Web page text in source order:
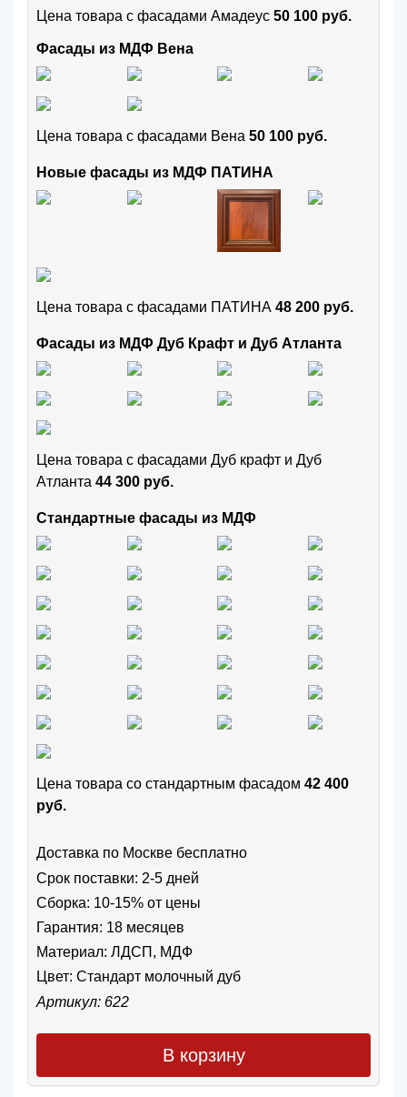
Цена товара с фасадами Амадеус 50 100 руб.
Фасады из МДФ Вена
Цена товара с фасадами Вена 50 100 руб.
Новые фасады из МДФ ПАТИНА
Цена товара с фасадами ПАТИНА 48 200 руб.
Фасады из МДФ Дуб Крафт и Дуб Атланта
Цена товара с фасадами Дуб крафт и Дуб
Атланта 44 300 руб.
Стандартные фасады из МДФ
Цена товара cо стандартным фасадом 42 400
руб.
Доставка по Москве бесплатно
Срок поставки: 2-5 дней
Сборка: 10-15% от цены
Гарантия: 18 месяцев
Материал: ЛДСП, МДФ
Цвет: Стандарт молочный дуб
Артикул: 622
В корзину